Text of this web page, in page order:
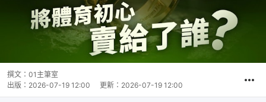
撰文： 01主筆室
出版： 2026-07-19 12:00 更新： 2026-07-19 12:00